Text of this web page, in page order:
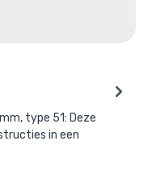
type 51: Deze
in een